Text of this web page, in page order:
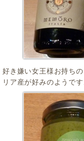
好き嫌い女王様お持ち
リア産が好みのようです